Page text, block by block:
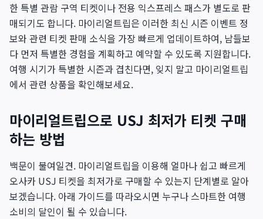
한 특별 관람 구역 티켓이나 전용 익스프레스 패스가 별도로 판
매되기도 합니다. 마이리얼트립은 이러한 최신 시즌 이벤트 정
보와 관련 티켓 판매 소식을 가장 빠르게 업데이트하여, 남들보
다 먼저 특별한 경험을 계획하고 예약할 수 있도록 지원합니다.
여행 시기가 특별한 시즌과 겹친다면, 잊지 말고 마이리얼트립
에서 관련 상품을 확인해보세요.
마이리얼트립으로 USJ 최저가 티켓 구매
하는 방법
백문이 불여일견. 마이리얼트립을 이용해 얼마나 쉽고 빠르게
오사카 USJ 티켓을 최저가로 구매할 수 있는지 단계별로 알아
보겠습니다. 아래 가이드를 따라오시면 누구나 스마트한 여행
소비의 달인이 될 수 있습니다.